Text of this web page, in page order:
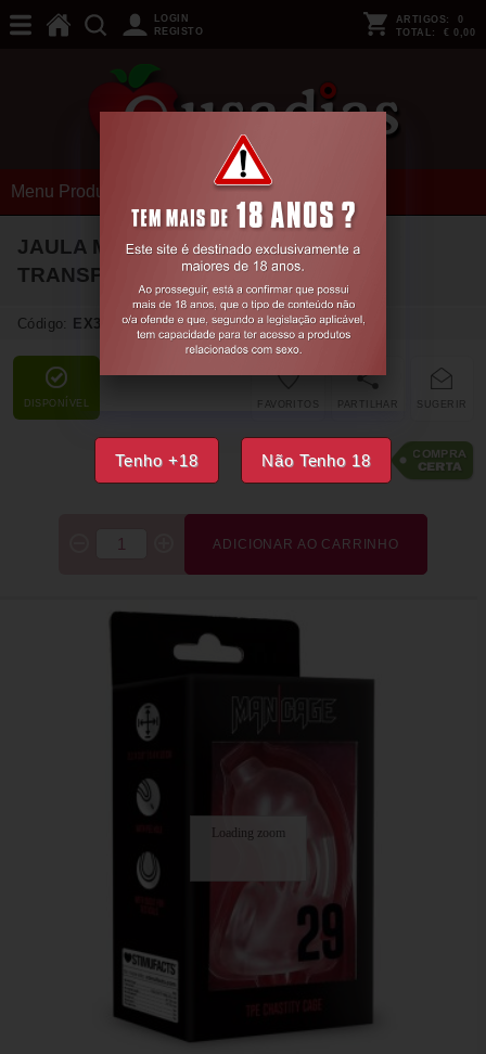
Tenho +18 Não Tenho 18
LOGIN
REGISTO
ARTIGOS: 0
TOTAL: € 0,00
Menu Produtos
JAULA MODEL 29 TPE CHASTITY
TRANSPARENTE MANCAGE
Código: EX37043
DISPONÍVEL SUGERIR
PARTILHAR
FAVORITOS
€12,03
ADICIONAR AO CARRINHO
Loading zoom